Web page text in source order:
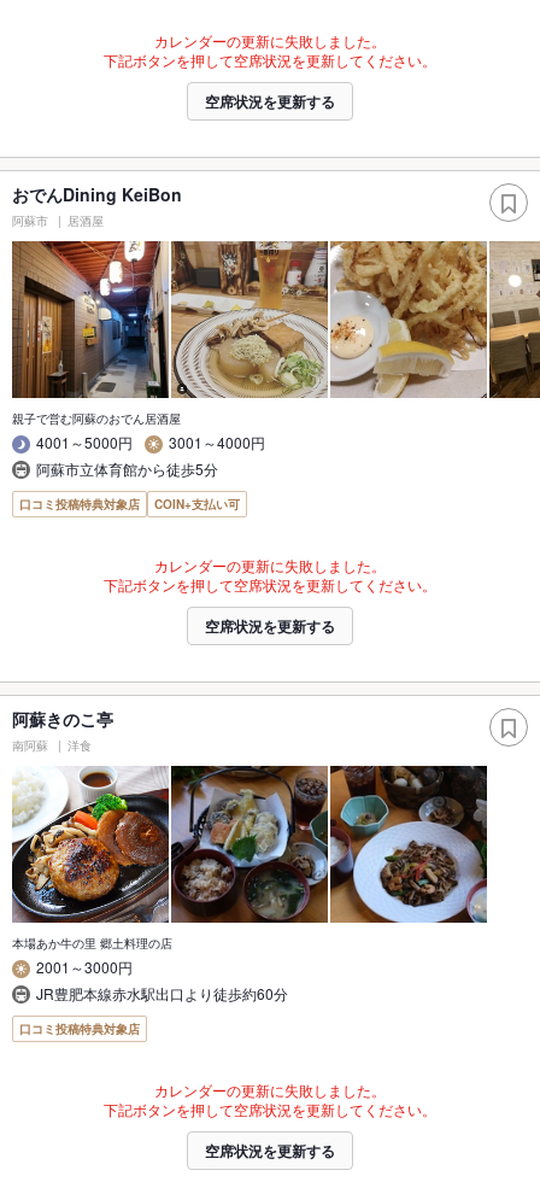
カレンダーの更新に失敗しました。
下記ボタンを押して空席状況を更新してください。
空席状況を更新する
おでんDining KeiBon
阿蘇市 居酒屋
親子で営む阿蘇のおでん居酒屋
4001～5000円
3001～4000円
阿蘇市立体育館から徒歩5分
口コミ投稿特典対象店 COIN+支払い可
カレンダーの更新に失敗しました。
下記ボタンを押して空席状況を更新してください。
空席状況を更新する
阿蘇きのこ亭
南阿蘇 洋食
本場あか牛の里 郷土料理の店
2001～3000円
JR豊肥本線赤水駅出口より徒歩約60分
口コミ投稿特典対象店
カレンダーの更新に失敗しました。
下記ボタンを押して空席状況を更新してください。
空席状況を更新する